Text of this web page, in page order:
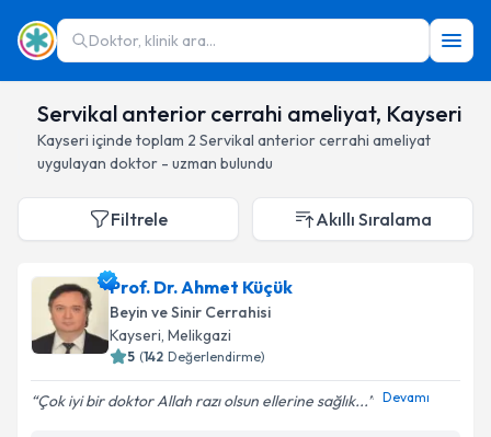
Doktor, klinik ara...
Servikal anterior cerrahi ameliyat, Kayseri
Kayseri içinde toplam 2 Servikal anterior cerrahi ameliyat
uygulayan doktor - uzman bulundu
Filtrele Akıllı Sıralama
Prof. Dr. Ahmet Küçük
Beyin ve Sinir Cerrahisi
Kayseri, Melikgazi
5 (142 Değerlendirme)
Çok iyi bir doktor Allah razı olsun ellerine sağlık... Devamı